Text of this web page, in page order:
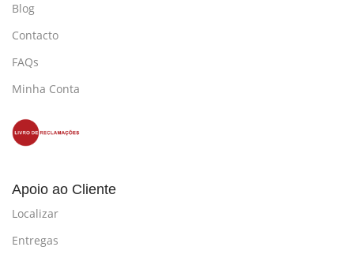
Blog
Contacto
FAQs
Minha Conta
Apoio ao Cliente
Localizar
Entregas